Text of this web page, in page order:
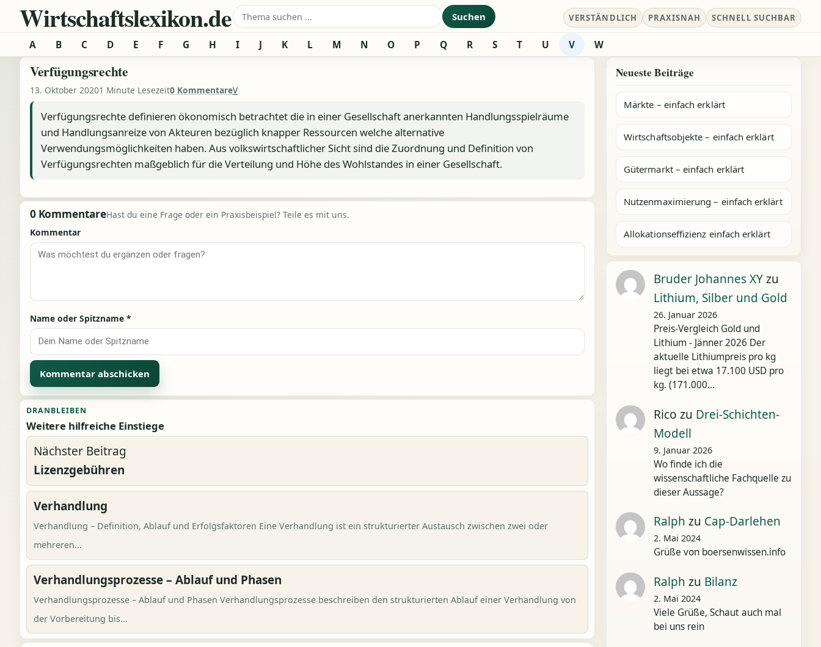
Zum Inhalt springen
Wirtschaftslexikon.deSuche nach: Suchen VERSTÄNDLICH PRAXISNAH SCHNELL SUCHBAR
A B C D E F G H I J K L M N O P Q R S T U V W
Verfügungsrechte
13. Oktober 20201 Minute Lesezeit0 KommentareV
Verfügungsrechte definieren ökonomisch betrachtet die in einer Gesellschaft anerkannten Handlungsspielräume
und Handlungsanreize von Akteuren bezüglich knapper Ressourcen welche alternative
Verwendungsmöglichkeiten haben. Aus volkswirtschaftlicher Sicht sind die Zuordnung und Definition von
Verfügungsrechten maßgeblich für die Verteilung und Höhe des Wohlstandes in einer Gesellschaft.
0 KommentareHast du eine Frage oder ein Praxisbeispiel? Teile es mit uns.
Kommentar
Name oder Spitzname *
Alternative:
DRANBLEIBEN
Weitere hilfreiche Einstiege
Nächster Beitrag
Lizenzgebühren
Verhandlung
Verhandlung – Definition, Ablauf und Erfolgsfaktoren Eine Verhandlung ist ein strukturierter Austausch zwischen zwei oder
mehreren...
Verhandlungsprozesse – Ablauf und Phasen
Verhandlungsprozesse – Ablauf und Phasen Verhandlungsprozesse beschreiben den strukturierten Ablauf einer Verhandlung von
der Vorbereitung bis...
Neueste Beiträge
Märkte – einfach erklärt
Wirtschaftsobjekte – einfach erklärt
Gütermarkt – einfach erklärt
Nutzenmaximierung – einfach erklärt
Allokationseffizienz einfach erklärt
Bruder Johannes XYzu
Lithium, Silber und Gold
26. Januar 2026
Preis-Vergleich Gold und
Lithium - Jänner 2026 Der
aktuelle Lithiumpreis pro kg
liegt bei etwa 17.100 USD pro
kg. (171.000…
Rico zu Drei-Schichten-
Modell
9. Januar 2026
Wo finde ich die
wissenschaftliche Fachquelle zu
dieser Aussage?
Ralph zu Cap-Darlehen
2. Mai 2024
Grüße von boersenwissen.info
Ralph zu Bilanz
2. Mai 2024
Viele Grüße, Schaut auch mal
bei uns rein